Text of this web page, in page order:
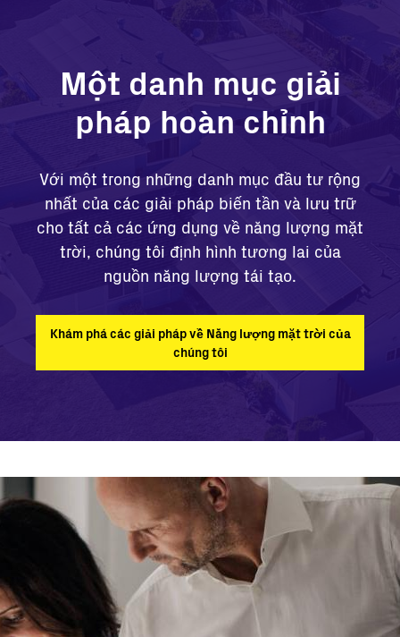
Một danh mục giải
pháp hoàn chỉnh
Với một trong những danh mục đầu tư rộng
nhất của các giải pháp biến tần và lưu trữ
cho tất cả các ứng dụng về năng lượng mặt
trời, chúng tôi định hình tương lai của
nguồn năng lượng tái tạo.
Khám phá các giải pháp về Năng lượng mặt trời của
chúng tôi